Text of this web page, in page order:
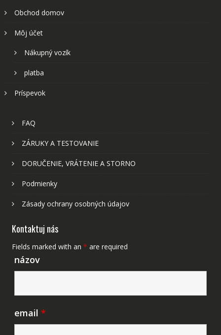
Obchod domov
Môj účet
Nákupný vozík
platba
Príspevok
FAQ
ZÁRUKY A TESTOVANIE
DORUČENIE, VRÁTENIE A STORNO
Podmienky
Zásady ochrany osobných údajov
Kontaktuj nás
Fields marked with an * are required
názov
email *